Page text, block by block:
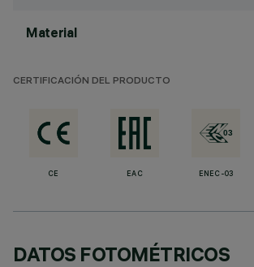
Material
CERTIFICACIÓN DEL PRODUCTO
CE EAC ENEC-03
DATOS FOTOMÉTRICOS